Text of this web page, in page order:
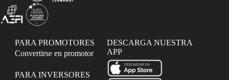
PARA PROMOTORES
Convertirse en promotor
PARA INVERSORES
DESCARGA NUESTRA
APP